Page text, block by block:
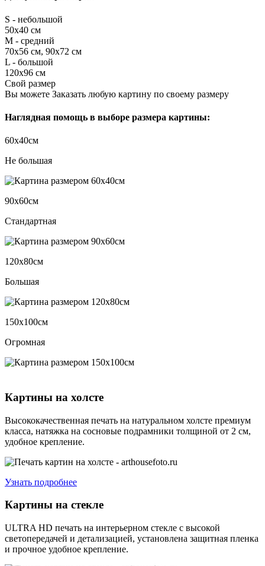
S - небольшой
50х40 см
M - средний
70х56 см, 90х72 см
L - большой
120х96 см
Свой размер
Вы можете Заказать любую картину по своему размеру
Наглядная помощь в выборе размера картины:
60х40см
Не большая
90х60см
Стандартная
120х80см
Большая
150х100см
Огромная
Картины на холсте
Высококачественная печать на натуральном холсте премиум
класса, натяжка на сосновые подрамники толщиной от 2 см,
удобное крепление.
Узнать подробнее
Картины на стекле
ULTRA HD печать на интерьерном стекле с высокой
светопередачей и детализацией, установлена защитная пленка
и прочное удобное крепление.